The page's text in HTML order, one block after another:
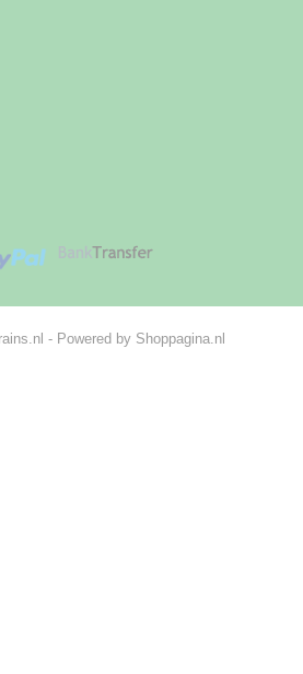
- Powered by Shoppagina.nl